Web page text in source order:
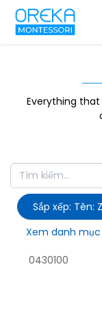
Everything
Sắp xếp: Tên:
Xem danh mục
0430100